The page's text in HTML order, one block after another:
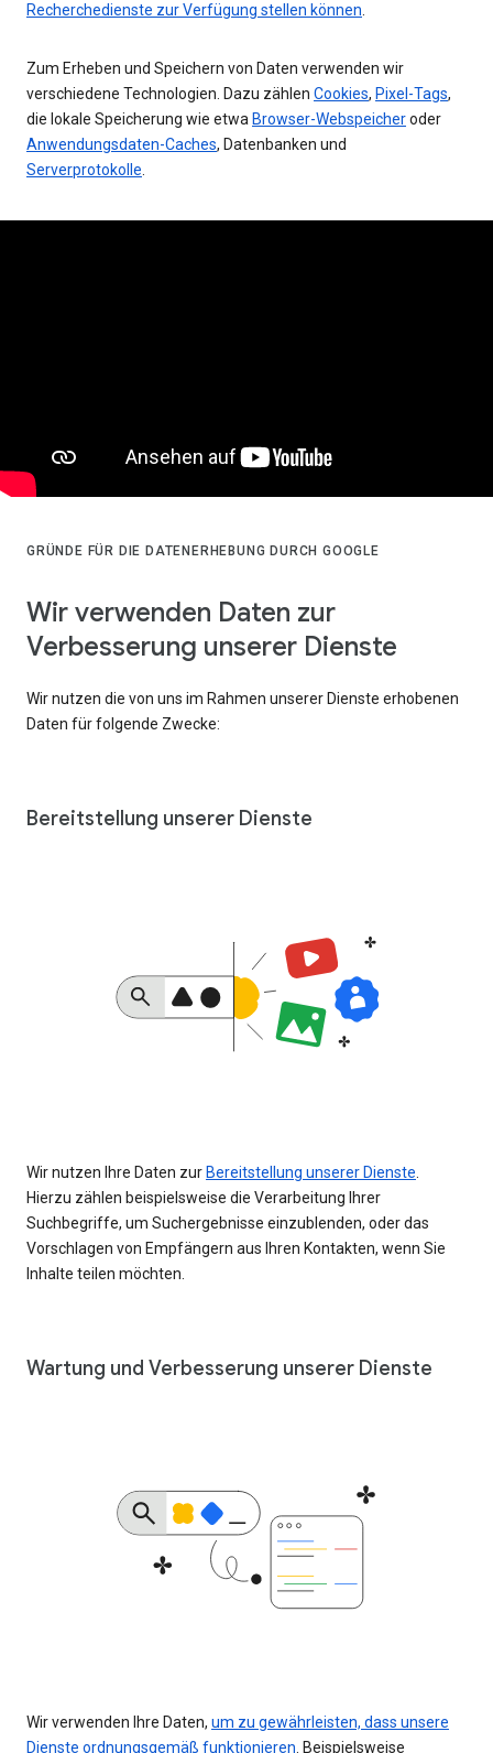
Recherchedienste zur Verfügung stellen können
Zum Erheben und Speichern von Daten verwenden wir
verschiedene Technologien. Dazu zählen Cookies, Pixel-Tags,
die lokale Speicherung wie etwa Browser-Webspeicheroder
Anwendungsdaten-Caches, Datenbanken und
Serverprotokolle
GRÜNDE FÜR DIE DATENERHEBUNG DURCH GOOGLE
Wir verwenden Daten zur
Verbesserung unserer Dienste
Wir nutzen die von uns im Rahmen unserer Dienste erhobenen
Daten für folgende Zwecke:
Bereitstellung unserer Dienste
Wir nutzen Ihre Daten zur Bereitstellung unserer Dienste
Hierzu zählen beispielsweise die Verarbeitung Ihrer
Suchbegriffe, um Suchergebnisse einzublenden, oder das
Vorschlagen von Empfängern aus Ihren Kontakten, wenn Sie
Inhalte teilen möchten.
Wartung und Verbesserung unserer Dienste
Wir verwenden Ihre Daten, um zu gewährleisten, dass unsere
Dienste ordnungsgemäß funktionieren . Beispielsweise